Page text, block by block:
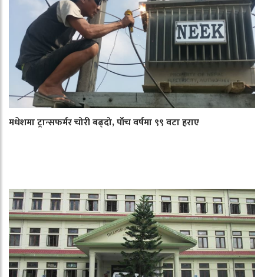
मधेशमा ट्रान्सफर्मर चोरी बढ्दो, पाँच वर्षमा ९९ वटा हराए